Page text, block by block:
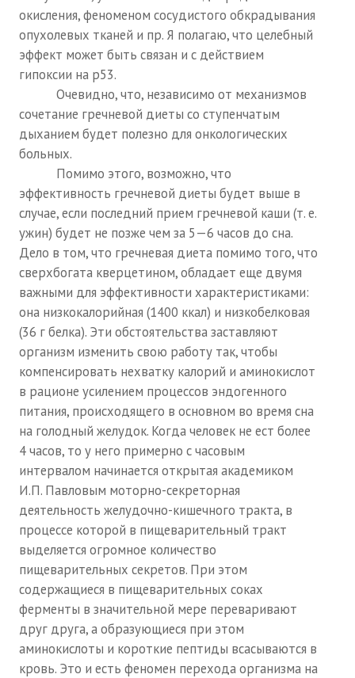
окисления, феноменом сосудистого обкрадывания
опухолевых тканей и пр. Я полагаю, что целебный
эффект может быть связан и с действием
гипоксии на р53.
Очевидно, что, независимо от механизмов
сочетание гречневой диеты со ступенчатым
дыханием будет полезно для онкологических
больных.
Помимо этого, возможно, что
эффективность гречневой диеты будет выше в
случае, если последний прием гречневой каши (т. е.
ужин) будет не позже чем за 5—6 часов до сна.
Дело в том, что гречневая диета помимо того, что
сверхбогата кверцетином, обладает еще двумя
важными для эффективности характеристиками:
она низкокалорийная (1400 ккал) и низкобелковая
(36 г белка). Эти обстоятельства заставляют
организм изменить свою работу так, чтобы
компенсировать нехватку калорий и аминокислот
в рационе усилением процессов эндогенного
питания, происходящего в основном во время сна
на голодный желудок. Когда человек не ест более
4 часов, то у него примерно с часовым
интервалом начинается открытая академиком
И.П. Павловым моторно-секреторная
деятельность желудочно-кишечного тракта, в
процессе которой в пищеварительный тракт
выделяется огромное количество
пищеварительных секретов. При этом
содержащиеся в пищеварительных соках
ферменты в значительной мере переваривают
друг друга, а образующиеся при этом
аминокислоты и короткие пептиды всасываются в
кровь. Это и есть феномен перехода организма на